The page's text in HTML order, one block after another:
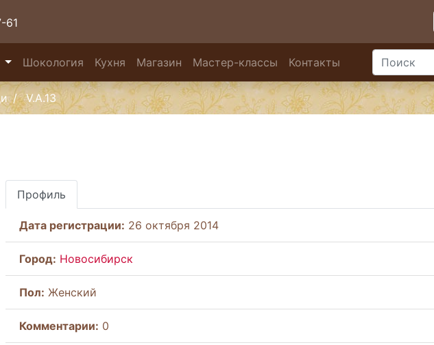
61
Шокология Кухня Магазин Мастер-классы Контакты
V.A.13
Профиль
Дата регистрации: 26 октября 2014
Город: Новосибирск
Пол: Женский
Комментарии: 0